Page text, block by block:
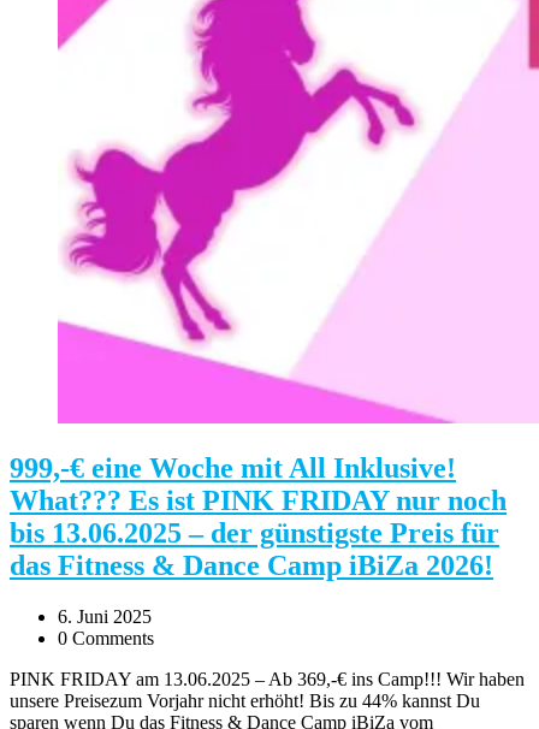
999,-€ eine Woche mit All Inklusive!
What??? Es ist PINK FRIDAY nur noch
bis 13.06.2025 – der günstigste Preis für
das Fitness & Dance Camp iBiZa 2026!
6. Juni 2025
0 Comments
PINK FRIDAY am 13.06.2025 – Ab 369,-€ ins Camp!!! Wir haben
unsere Preisezum Vorjahr nicht erhöht! Bis zu 44% kannst Du
sparen wenn Du das Fitness & Dance Camp iBiZa vom